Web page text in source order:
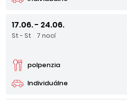
17.06. - 24.06.
St - St 7 nocí
Individuálne
polpenzia